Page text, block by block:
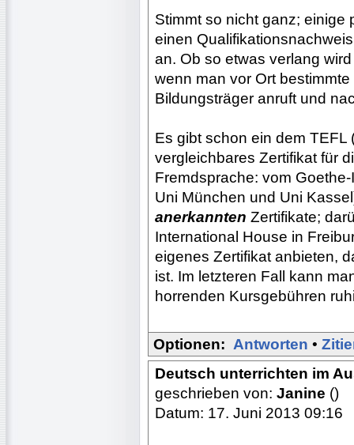
Stimmt so nicht ganz;
einen
an. Ob so etwas verlang
wenn man vor Ort
Bildungsträger anruft und
Es gibt schon ein dem
vergleichbares Zertifikat für
Fremdsprache: vom
Uni München und Uni
anerkannten Zertifikate;
International House in
eigenes Zertifikat anbieten,
ist. Im letzteren Fall kann
horrenden Kursgebühren
Optionen: Antworten •
Deutsch unterrichten im
geschrieben von: Janine ()
Datum: 17. Juni 2013 09:16